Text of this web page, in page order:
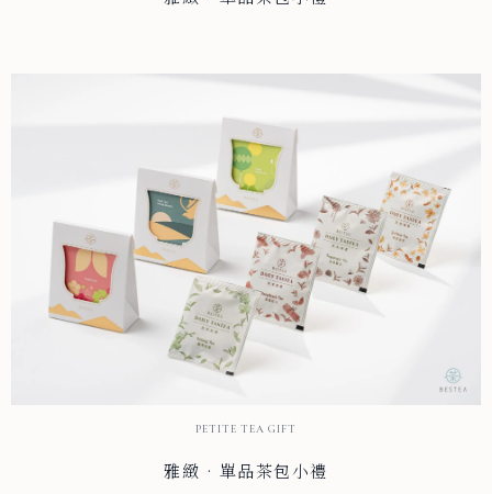
PETITE TEA GIFT
雅緻 · 單品茶包小禮